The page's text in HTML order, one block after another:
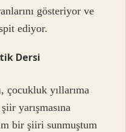
gösteriyor ve
ediyor.
Dersi
çocukluk yıllarıma
yarışmasına
bir şiiri sunmuştum